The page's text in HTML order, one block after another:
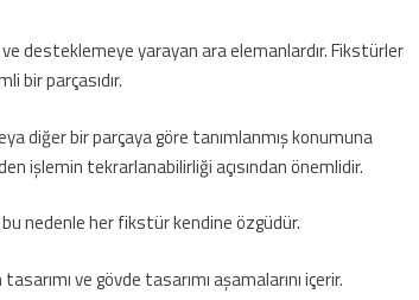
desteklemeye yarayan ara elemanlardır. Fikstürler
bir parçasıdır.
diğer bir parçaya göre tanımlanmış konumuna
işlemin tekrarlanabilirliği açısından önemlidir.
nedenle her fikstür kendine özgüdür.
ve gövde tasarımı aşamalarını içerir.